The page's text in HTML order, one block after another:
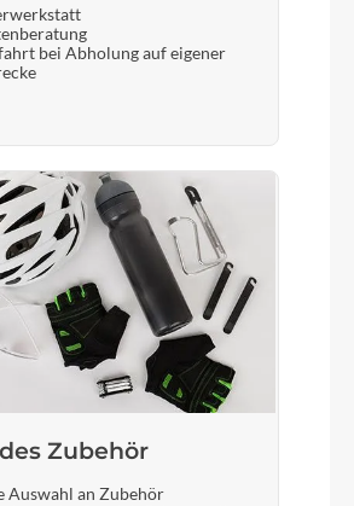
NO.80/56/CRII Middle
Gabel
Carbon, internal cable routing,
12mm thru axle
Sattelstütze
Aluminium 27,2mm
bei Abholung auf eigener
Zubehör
Auswahl an Zubehör